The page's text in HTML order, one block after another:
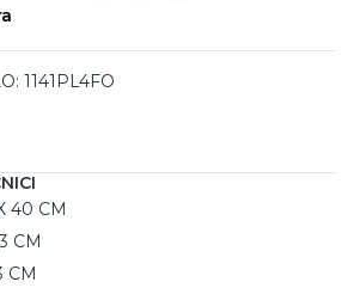
eleganza e funzionalità. Ideale per
a qualsiasi stanza della casa
semplice e al design sofisticato. Le
facilmente sostituibili senza necessità
mantenendo un costo di gestione
in diversi formati e colori, la serie Path
che in combinazione con altri
collezione, offrendo una soluzione
ogni esigenza.
1141PL4FO
40 CM
CM
CM